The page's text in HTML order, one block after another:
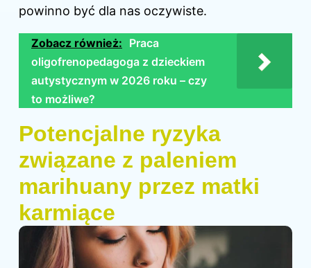
powinno być dla nas oczywiste.
Zobacz również: Praca
oligofrenopedagoga z dzieckiem
autystycznym w 2026 roku – czy
to możliwe?
Potencjalne ryzyka
związane z paleniem
marihuany przez matki
karmiące